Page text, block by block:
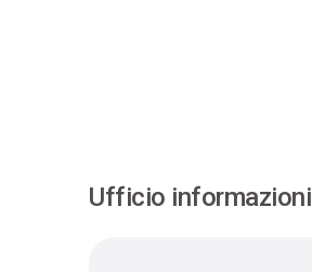
Ufficio informazioni